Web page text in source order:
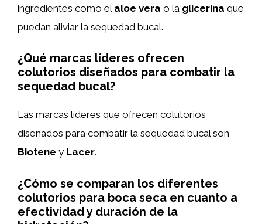
ingredientes como el aloe vera o la glicerina que
puedan aliviar la sequedad bucal.
¿Qué marcas líderes ofrecen
colutorios diseñados para combatir la
sequedad bucal?
Las marcas líderes que ofrecen colutorios
diseñados para combatir la sequedad bucal son
Biotene y Lacer.
¿Cómo se comparan los diferentes
colutorios para boca seca en cuanto a
efectividad y duración de la